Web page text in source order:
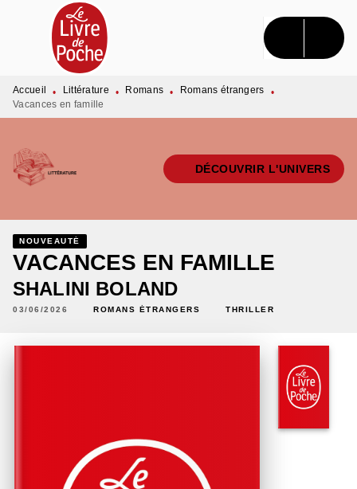
MENU RECHERCHE CONTENU
PIED DE PAGE
Accueil • Littérature • Romans • Romans étrangers
•
Vacances en famille
DÉCOUVRIR L'UNIVERS
NOUVEAUTÉ
VACANCES EN FAMILLE
SHALINI BOLAND
03/06/2026 ROMANS ÉTRANGERS THRILLER